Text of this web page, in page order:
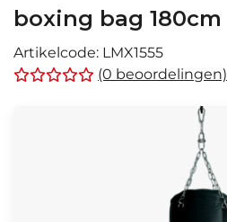
boxing bag 180cm
Artikelcode: LMX1555
(0 beoordelingen)